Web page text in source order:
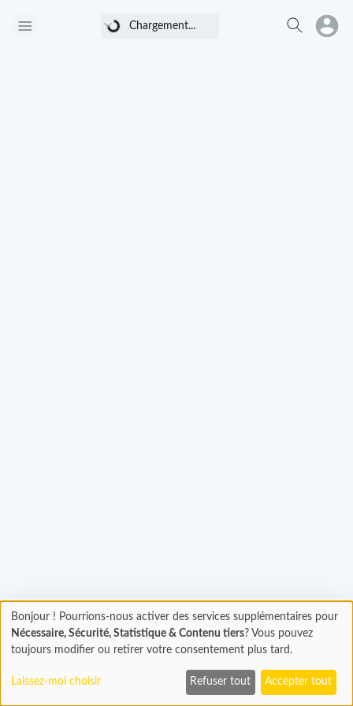
Chargement...
Chargement... Chargement
En cours...
Bonjour ! Pourrions-nous activer des services supplémentaires pour
Nécessaire, Sécurité, Statistique & Contenu tiers? Vous pouvez
toujours modifier ou retirer votre consentement plus tard.
Laissez-moi choisir Refuser tout Accepter tout